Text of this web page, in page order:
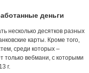
деньги
несколько десятков разных
карты. Кроме того,
среди которых –
только вебмани, с которыми
г.